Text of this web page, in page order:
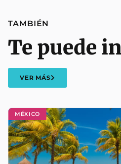
MÉXICO
TAMBIÉN
Te puede
VER MÁS